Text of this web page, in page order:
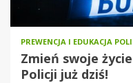
PREWENCJA I EDUKACJA
Zmień swoje
Policji już dziś!